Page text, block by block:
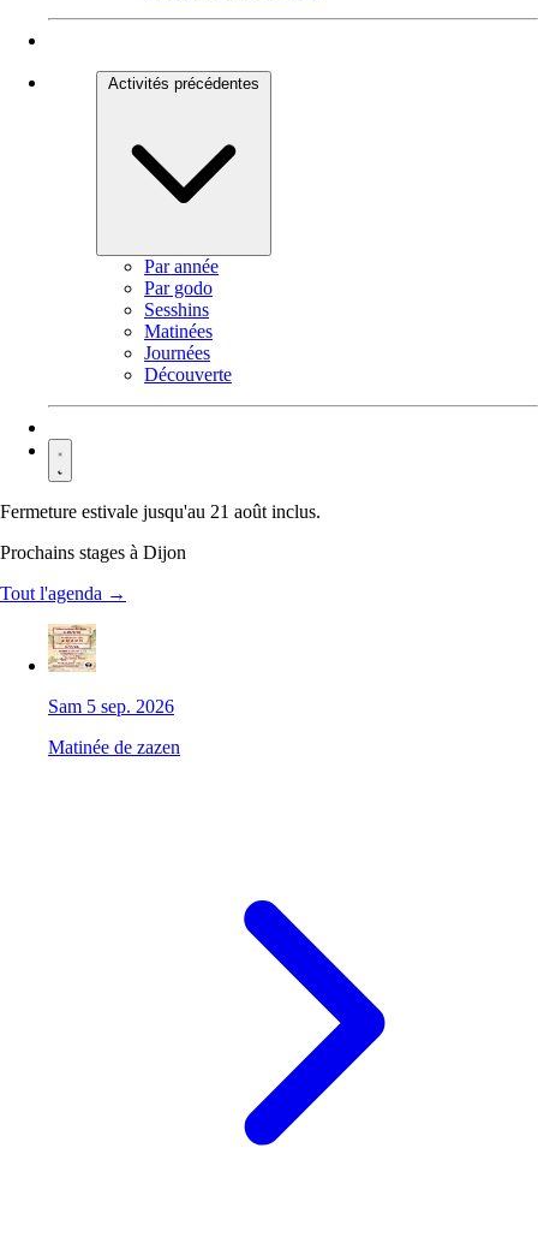
Activités précédentes
Par année
Par godo
Sesshins
Matinées
Journées
Découverte
Fermeture estivale jusqu'au 21 août inclus.
Prochains stages à Dijon
Tout l'agenda →
Sam 5 sep. 2026
Matinée de zazen